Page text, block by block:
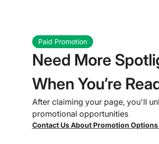
Paid Promotion
Need More
When You’re
After claiming your page, you'll
promotional opportunities
Contact Us About Promotion